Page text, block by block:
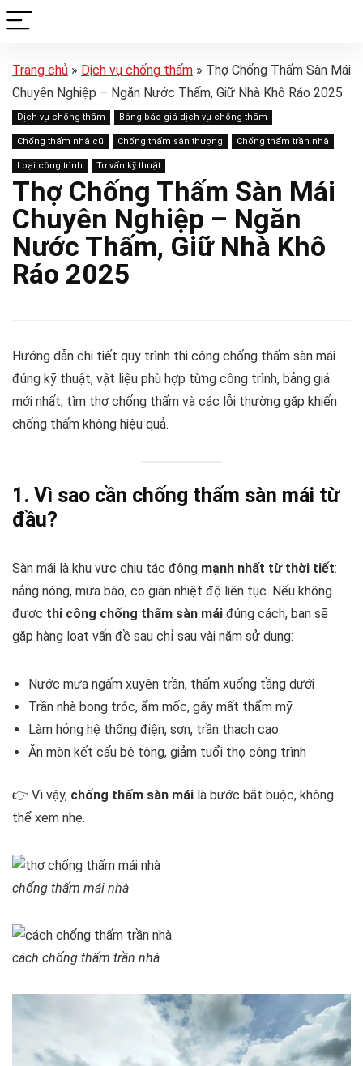
Trang chủ » Dịch vụ chống thấm » Thợ Chống Thấm Sàn Mái
Chuyên Nghiệp – Ngăn Nước Thấm, Giữ Nhà Khô Ráo 2025
Dịch vụ chống thấm Bảng báo giá dịch vụ chống thấm
Chống thấm nhà cũ Chống thấm sân thượng Chống thấm trần nhà
Loại công trình Tư vấn kỹ thuật
Thợ Chống Thấm Sàn Mái
Chuyên Nghiệp – Ngăn
Nước Thấm, Giữ Nhà Khô
Ráo 2025
Hướng dẫn chi tiết quy trình thi công chống thấm sàn mái
đúng kỹ thuật, vật liệu phù hợp từng công trình, bảng giá
mới nhất, tìm thợ chống thấm và các lỗi thường gặp khiến
chống thấm không hiệu quả.
1. Vì sao cần chống thấm sàn mái từ
đầu?
Sàn mái là khu vực chịu tác động mạnh nhất từ thời tiết:
nắng nóng, mưa bão, co giãn nhiệt độ liên tục. Nếu không
được thi công chống thấm sàn mái đúng cách, bạn sẽ
gặp hàng loạt vấn đề sau chỉ sau vài năm sử dụng:
Nước mưa ngấm xuyên trần, thấm xuống tầng dưới
Trần nhà bong tróc, ẩm mốc, gây mất thẩm mỹ
Làm hỏng hệ thống điện, sơn, trần thạch cao
Ăn mòn kết cấu bê tông, giảm tuổi thọ công trình
👉 Vì vậy, chống thấm sàn mái là bước bắt buộc, không
thể xem nhẹ.
chống thấm mái nhà
cách chống thấm trần nhà